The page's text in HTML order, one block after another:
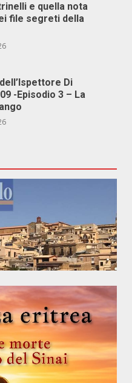
e quella nota
file segreti della
Di
-Episodio 3 – La